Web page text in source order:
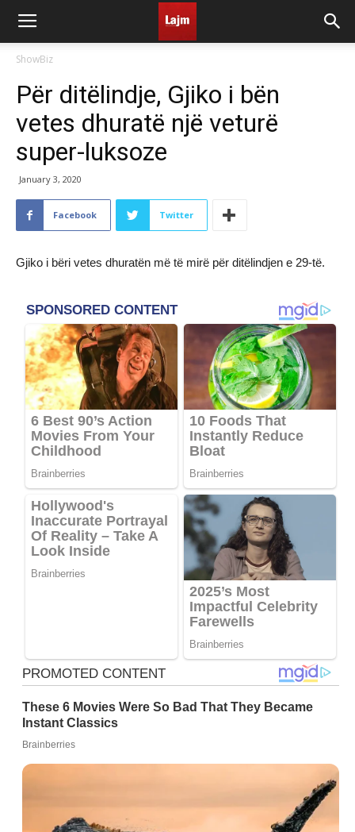
ShowBiz
Për ditëlindje, Gjiko i bën
vetes dhuratë një veturë
super-luksoze
January 3, 2020
Facebook Twitter
Gjiko i bëri vetes dhuratën më të mirë për ditëlindjen e 29-të.